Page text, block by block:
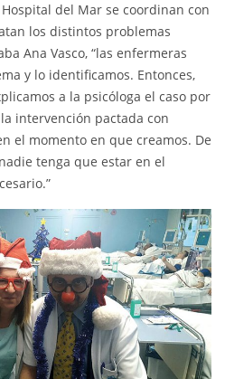
del Mar se coordinan con
los distintos problemas
Ana Vasco, “las enfermeras
y lo identificamos. Entonces,
a la psicóloga el caso por
intervención pactada con
el momento en que creamos. De
tenga que estar en el